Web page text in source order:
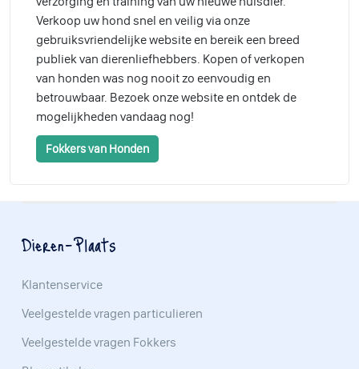
Verkoop uw hond snel en veilig via onze
gebruiksvriendelijke website en bereik een breed
publiek van dierenliefhebbers. Kopen of verkopen
van honden was nog nooit zo eenvoudig en
betrouwbaar. Bezoek onze website en ontdek de
mogelijkheden vandaag nog!
Fokkers van Honden
Dieren-Plaats
Klantenservice
Veelgestelde vragen particulieren
Veelgestelde vragen Fokkers